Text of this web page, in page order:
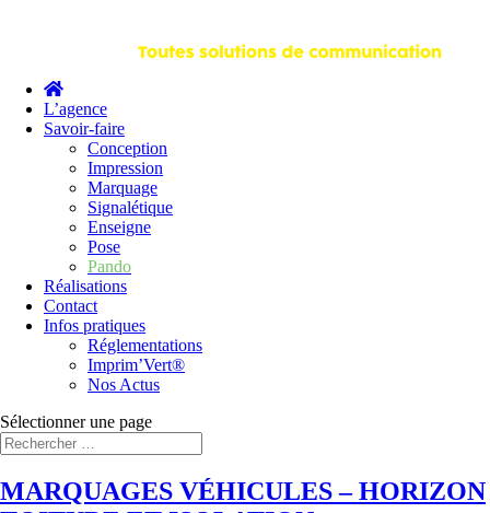
L’agence
Savoir-faire
Conception
Impression
Marquage
Signalétique
Enseigne
Pose
Pando
Réalisations
Contact
Infos pratiques
Réglementations
Imprim’Vert®
Nos Actus
Sélectionner une page
MARQUAGES VÉHICULES – HORIZON